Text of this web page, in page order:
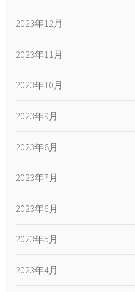
2023年12月
2023年11月
2023年10月
2023年9月
2023年8月
2023年7月
2023年6月
2023年5月
2023年4月